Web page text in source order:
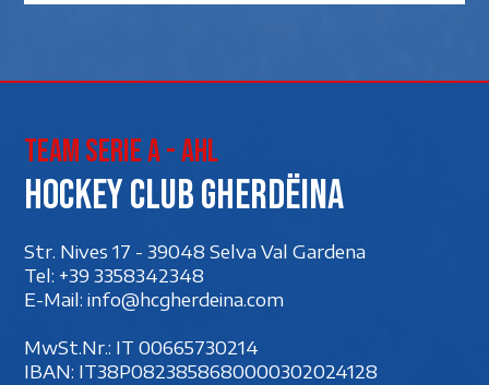
Team Serie A - AHL
Hockey club Gherdëina
Str. Nives 17 - 39048 Selva Val Gardena
Tel: +39 3358342348
E-Mail: info@hcgherdeina.com
MwSt.Nr.: IT 00‍665730214
IBAN: IT38P0823858680000302024128